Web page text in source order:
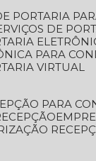
PORTARIA
DE
PARA
VIRTUAL
PARA